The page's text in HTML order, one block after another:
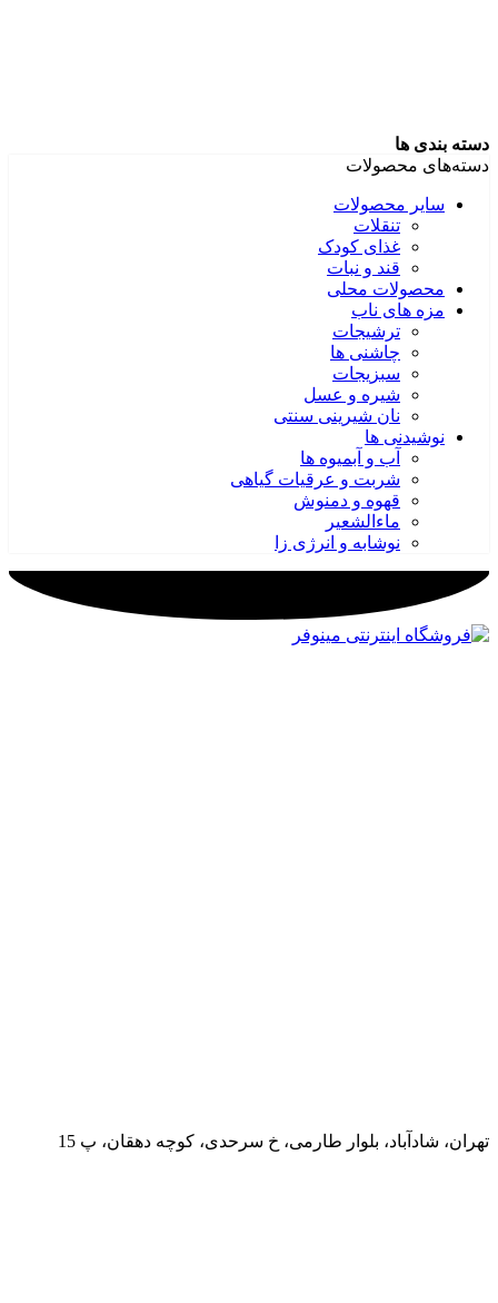
دسته بندی ها
دسته‌های محصولات
سایر محصولات
تنقلات
غذای کودک
قند و نبات
محصولات محلی
مزه های ناب
ترشیجات
چاشنی ها
سبزیجات
شیره و عسل
نان شیرینی سنتی
نوشیدنی ها
آب و آبمیوه ها
شربت و عرقیات گیاهی
قهوه و دمنوش
ماءالشعیر
نوشابه و انرژی زا
تهران، شادآباد، بلوار طارمی، خ سرحدی، کوچه دهقان، پ 15